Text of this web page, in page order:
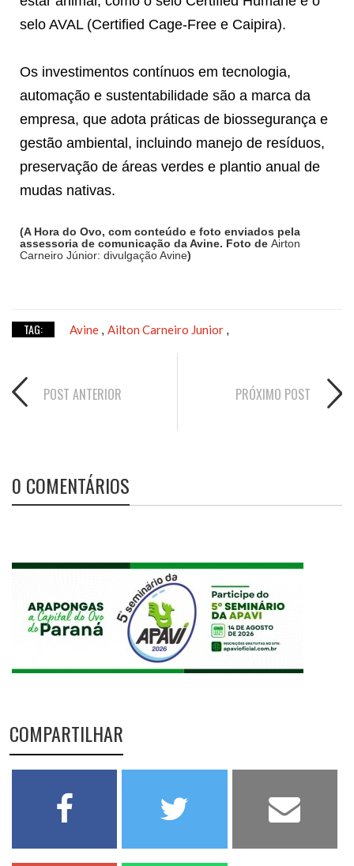
selo AVAL (Certified Cage-Free e Caipira).
Os investimentos contínuos em tecnologia,
automação e sustentabilidade são a marca da
empresa, que adota práticas de biossegurança e
gestão ambiental, incluindo manejo de resíduos,
preservação de áreas verdes e plantio anual de
mudas nativas.
(A Hora do Ovo, com conteúdo e foto enviados pela
assessoria de comunicação da Avine. Foto de Airton
Carneiro Júnior: divulgação Avine)
TAG: Avine , Ailton Carneiro Junior ,
POST ANTERIOR PRÓXIMO POST
0 COMENTÁRIOS
COMPARTILHAR